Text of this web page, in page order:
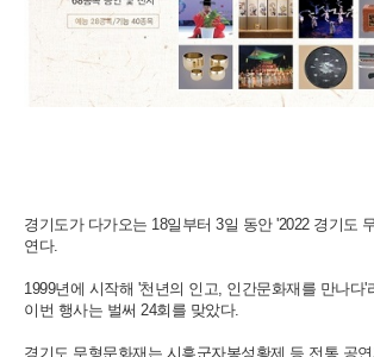
경기도가 다가오는 18일부터 3일 동안 '2022 경기도
연다.
1999년에 시작해 '천년의 인고, 인간문화재를 만나다'
이번 행사는 벌써 24회를 맞았다.
경기도 무형문화재는 시흥군자봉성황제 등 전통 공